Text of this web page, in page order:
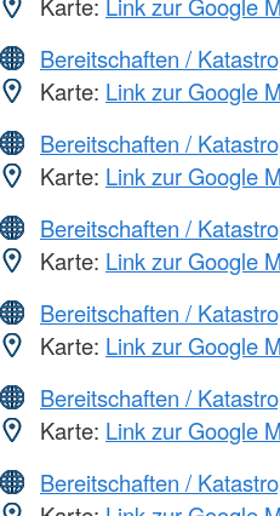
Karte: Link zur Google
Bereitschaften /
Karte: Link zur Google
Bereitschaften /
Karte: Link zur Google
Bereitschaften /
Karte: Link zur Google
Bereitschaften /
Karte: Link zur Google
Bereitschaften /
Karte: Link zur Google
Bereitschaften /